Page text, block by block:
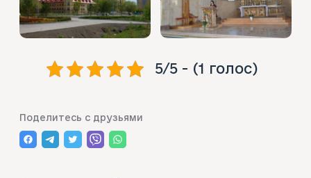
5/5 - (1 голос)
Поделитесь с друзьями
л
о
щ